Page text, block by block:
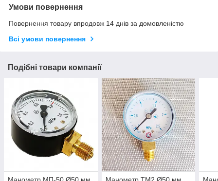
Умови повернення
Повернення товару впродовж 14 днів за домовленістю
Всі умови повернення
Подібні товари компанії